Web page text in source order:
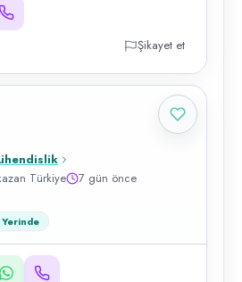
Şikayet et
Türkiye
7 gün önce
Yerinde